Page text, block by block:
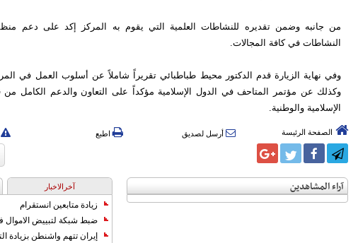
من جانبه وضمن تقديره للنشاطات العلمية التي يقوم به المركز إكد على دعم
النشاطات في كافة المجالات.
وفي نهاية الزيارة قدم الدكتور محيط طباطبائي تقريراً شاملاً عن أسلوب العمل في
وكذلك عن مؤتمر المتاحف في الدول الإسلامية مؤكداً على التعاون والدعم الكامل من
الإسلامية والوطنية.
الصفحة الرئيسة أرسل لصديق اطبع
آراء المشاهدين آخرالاخبار
زيادة متابعين انستقرام
ضبط شبكة لتبييض الاموال
إيران تتهم واشنطن بزيادة